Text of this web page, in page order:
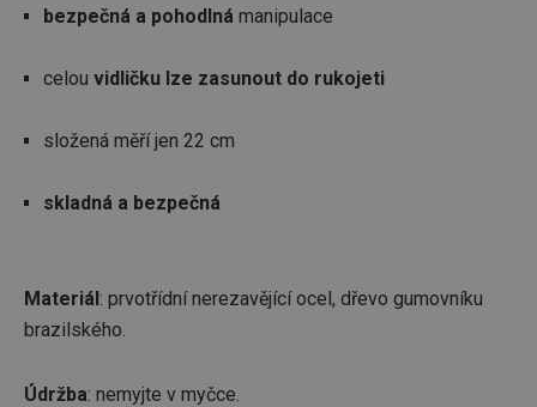
bezpečná a pohodlná manipulace
celou vidličku lze zasunout do rukojeti
složená měří jen 22 cm
skladná a bezpečná
Materiál: prvotřídní nerezavějící ocel, dřevo gumovníku
brazilského.
Údržba: nemyjte v myčce.